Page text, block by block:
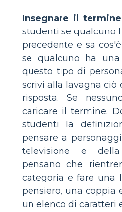
Insegnare il
studenti se qualcuno
precedente e sa
se qualcuno ha una
questo tipo di
scrivi alla lavagna ciò
risposta. Se
caricare il termine.
studenti la
pensare a
televisione e
pensano che
categoria e fare una
pensiero, una coppia
un elenco di caratteri